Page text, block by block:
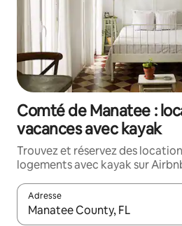
Comté de Manatee :
vacances avec kayak
Trouvez et réservez des
logements avec kayak sur
Adresse
Lorsque les résultats s'affichent,